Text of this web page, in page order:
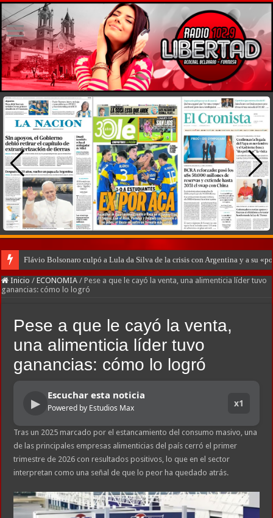
Flávio Bolsonaro culpó a Lula da Silva de la crisis con Argentina y a su
Inicio / ECONOMIA / Pese a que le cayó la venta, una alimenticia líder tuvo
ganancias: cómo lo logró
Pese a que le cayó la venta,
una alimenticia líder tuvo
ganancias: cómo lo logró
▶
Escuchar esta noticia
Powered by Estudios Max x1
Tras un 2025 marcado por el estancamiento del consumo masivo, una
de las principales empresas alimenticias del país cerró el primer
trimestre de 2026 con resultados positivos, lo que en el sector
interpretan como una señal de que lo peor ha quedado atrás.